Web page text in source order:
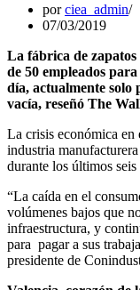
porciea_admin
07/03/2019
La fábrica de
de 50 empleados
día, actualmente solo
vacía, reseñó The
La crisis económica en
industria
durante los últimos
“La caída en el
volúmenes bajos que
infraestructura, y
para pagar a sus
presidente de